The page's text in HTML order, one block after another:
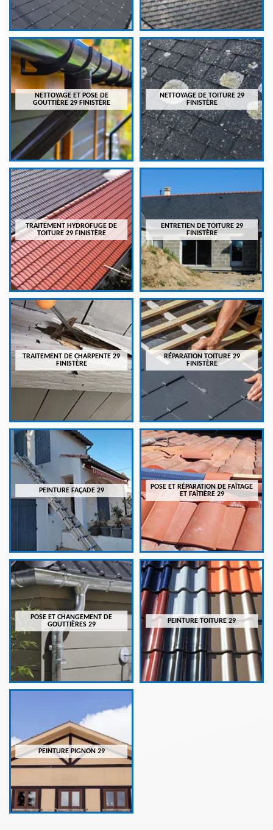
NETTOYAGE ET POSE DE
GOUTTIÈRE 29 FINISTÈRE
NETTOYAGE DE TOITURE 29
FINISTÈRE
TRAITEMENT HYDROFUGE DE
TOITURE 29 FINISTÈRE
ENTRETIEN DE TOITURE 29
FINISTÈRE
TRAITEMENT DE CHARPENTE 29
FINISTÈRE
RÉPARATION TOITURE 29
FINISTÈRE
PEINTURE FAÇADE 29
POSE ET RÉPARATION DE FAÎTAGE
ET FAÎTIÈRE 29
POSE ET CHANGEMENT DE
GOUTTIÈRES 29
PEINTURE TOITURE 29
PEINTURE PIGNON 29